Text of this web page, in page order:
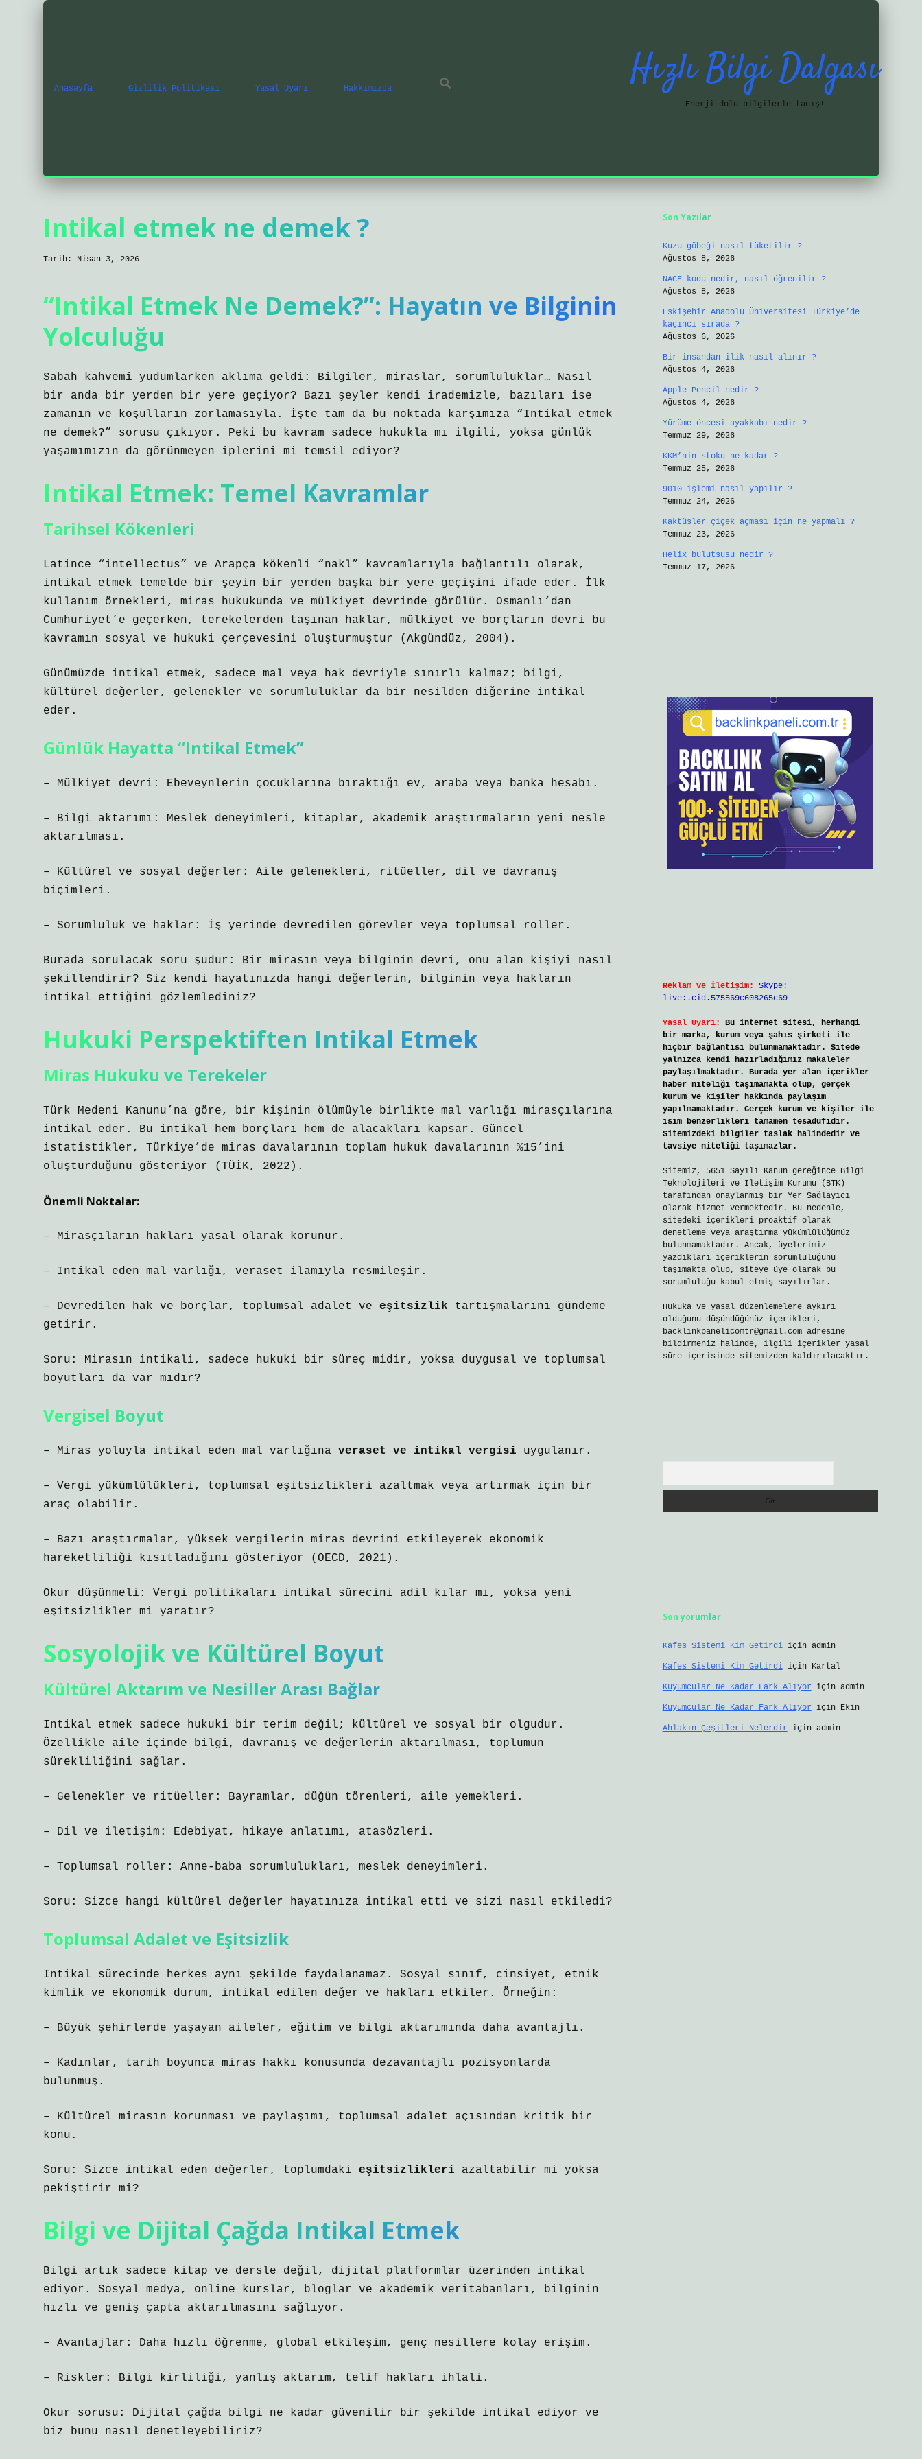
Anasayfa Gizlilik Politikası Yasal Uyarı Hakkımızda Hızlı Bilgi Dalgası
Enerji dolu bilgilerle tanış!
Intikal etmek ne demek ?
Tarih: Nisan 3, 2026
“Intikal Etmek Ne Demek?”: Hayatın ve Bilginin
Yolculuğu
Sabah kahvemi yudumlarken aklıma geldi: Bilgiler, miraslar, sorumluluklar… Nasıl
bir anda bir yerden bir yere geçiyor? Bazı şeyler kendi irademizle, bazıları ise
zamanın ve koşulların zorlamasıyla. İşte tam da bu noktada karşımıza “Intikal etmek
ne demek?” sorusu çıkıyor. Peki bu kavram sadece hukukla mı ilgili, yoksa günlük
yaşamımızın da görünmeyen iplerini mi temsil ediyor?
Intikal Etmek: Temel Kavramlar
Tarihsel Kökenleri
Latince “intellectus” ve Arapça kökenli “nakl” kavramlarıyla bağlantılı olarak,
intikal etmek temelde bir şeyin bir yerden başka bir yere geçişini ifade eder. İlk
kullanım örnekleri, miras hukukunda ve mülkiyet devrinde görülür. Osmanlı’dan
Cumhuriyet’e geçerken, terekelerden taşınan haklar, mülkiyet ve borçların devri bu
kavramın sosyal ve hukuki çerçevesini oluşturmuştur (Akgündüz, 2004).
Günümüzde intikal etmek, sadece mal veya hak devriyle sınırlı kalmaz; bilgi,
kültürel değerler, gelenekler ve sorumluluklar da bir nesilden diğerine intikal
eder.
Günlük Hayatta “Intikal Etmek”
– Mülkiyet devri: Ebeveynlerin çocuklarına bıraktığı ev, araba veya banka hesabı.
– Bilgi aktarımı: Meslek deneyimleri, kitaplar, akademik araştırmaların yeni nesle
aktarılması.
– Kültürel ve sosyal değerler: Aile gelenekleri, ritüeller, dil ve davranış
biçimleri.
– Sorumluluk ve haklar: İş yerinde devredilen görevler veya toplumsal roller.
Burada sorulacak soru şudur: Bir mirasın veya bilginin devri, onu alan kişiyi nasıl
şekillendirir? Siz kendi hayatınızda hangi değerlerin, bilginin veya hakların
intikal ettiğini gözlemlediniz?
Hukuki Perspektiften Intikal Etmek
Miras Hukuku ve Terekeler
Türk Medeni Kanunu’na göre, bir kişinin ölümüyle birlikte mal varlığı mirasçılarına
intikal eder. Bu intikal hem borçları hem de alacakları kapsar. Güncel
istatistikler, Türkiye’de miras davalarının toplam hukuk davalarının %15’ini
oluşturduğunu gösteriyor (TÜİK, 2022).
Önemli Noktalar:
– Mirasçıların hakları yasal olarak korunur.
– Intikal eden mal varlığı, veraset ilamıyla resmileşir.
– Devredilen hak ve borçlar, toplumsal adalet ve eşitsizlik tartışmalarını gündeme
getirir.
Soru: Mirasın intikali, sadece hukuki bir süreç midir, yoksa duygusal ve toplumsal
boyutları da var mıdır?
Vergisel Boyut
– Miras yoluyla intikal eden mal varlığına veraset ve intikal vergisi uygulanır.
– Vergi yükümlülükleri, toplumsal eşitsizlikleri azaltmak veya artırmak için bir
araç olabilir.
– Bazı araştırmalar, yüksek vergilerin miras devrini etkileyerek ekonomik
hareketliliği kısıtladığını gösteriyor (OECD, 2021).
Okur düşünmeli: Vergi politikaları intikal sürecini adil kılar mı, yoksa yeni
eşitsizlikler mi yaratır?
Sosyolojik ve Kültürel Boyut
Kültürel Aktarım ve Nesiller Arası Bağlar
Intikal etmek sadece hukuki bir terim değil; kültürel ve sosyal bir olgudur.
Özellikle aile içinde bilgi, davranış ve değerlerin aktarılması, toplumun
sürekliliğini sağlar.
– Gelenekler ve ritüeller: Bayramlar, düğün törenleri, aile yemekleri.
– Dil ve iletişim: Edebiyat, hikaye anlatımı, atasözleri.
– Toplumsal roller: Anne-baba sorumlulukları, meslek deneyimleri.
Soru: Sizce hangi kültürel değerler hayatınıza intikal etti ve sizi nasıl etkiledi?
Toplumsal Adalet ve Eşitsizlik
Intikal sürecinde herkes aynı şekilde faydalanamaz. Sosyal sınıf, cinsiyet, etnik
kimlik ve ekonomik durum, intikal edilen değer ve hakları etkiler. Örneğin:
– Büyük şehirlerde yaşayan aileler, eğitim ve bilgi aktarımında daha avantajlı.
– Kadınlar, tarih boyunca miras hakkı konusunda dezavantajlı pozisyonlarda
bulunmuş.
– Kültürel mirasın korunması ve paylaşımı, toplumsal adalet açısından kritik bir
konu.
Soru: Sizce intikal eden değerler, toplumdaki eşitsizlikleri azaltabilir mi yoksa
pekiştirir mi?
Bilgi ve Dijital Çağda Intikal Etmek
Bilgi artık sadece kitap ve dersle değil, dijital platformlar üzerinden intikal
ediyor. Sosyal medya, online kurslar, bloglar ve akademik veritabanları, bilginin
hızlı ve geniş çapta aktarılmasını sağlıyor.
– Avantajlar: Daha hızlı öğrenme, global etkileşim, genç nesillere kolay erişim.
– Riskler: Bilgi kirliliği, yanlış aktarım, telif hakları ihlali.
Okur sorusu: Dijital çağda bilgi ne kadar güvenilir bir şekilde intikal ediyor ve
biz bunu nasıl denetleyebiliriz?
Sidebar
Son Yazılar
Kuzu göbeği nasıl tüketilir ?
Ağustos 8, 2026
NACE kodu nedir, nasıl öğrenilir ?
Ağustos 8, 2026
Eskişehir Anadolu Üniversitesi Türkiye’de
kaçıncı sırada ?
Ağustos 6, 2026
Bir insandan ilik nasıl alınır ?
Ağustos 4, 2026
Apple Pencil nedir ?
Ağustos 4, 2026
Yürüme öncesi ayakkabı nedir ?
Temmuz 29, 2026
KKM’nin stoku ne kadar ?
Temmuz 25, 2026
9010 işlemi nasıl yapılır ?
Temmuz 24, 2026
Kaktüsler çiçek açması için ne yapmalı ?
Temmuz 23, 2026
Helix bulutsusu nedir ?
Temmuz 17, 2026
Reklam ve İletişim:
Skype:
live:.cid.575569c608265c69
Yasal Uyarı:
Bu internet sitesi, herhangi
bir marka, kurum veya şahıs şirketi ile
hiçbir bağlantısı bulunmamaktadır. Sitede
yalnızca kendi hazırladığımız makaleler
paylaşılmaktadır. Burada yer alan içerikler
haber niteliği taşımamakta olup, gerçek
kurum ve kişiler hakkında paylaşım
yapılmamaktadır. Gerçek kurum ve kişiler ile
isim benzerlikleri tamamen tesadüfidir.
Sitemizdeki bilgiler taslak halindedir ve
tavsiye niteliği taşımazlar.
Sitemiz, 5651 Sayılı Kanun gereğince Bilgi
Teknolojileri ve İletişim Kurumu (BTK)
tarafından onaylanmış bir Yer Sağlayıcı
olarak hizmet vermektedir. Bu nedenle,
sitedeki içerikleri proaktif olarak
denetleme veya araştırma yükümlülüğümüz
bulunmamaktadır. Ancak, üyelerimiz
yazdıkları içeriklerin sorumluluğunu
taşımakta olup, siteye üye olarak bu
sorumluluğu kabul etmiş sayılırlar.
Hukuka ve yasal düzenlemelere aykırı
olduğunu düşündüğünüz içerikleri,
backlinkpanelicomtr@gmail.comadresine
bildirmeniz halinde, ilgili içerikler yasal
süre içerisinde sitemizden kaldırılacaktır.
Son yorumlar
Kafes Sistemi Kim Getirdiiçin admin
Kafes Sistemi Kim Getirdiiçin Kartal
Kuyumcular Ne Kadar Fark Alıyor için admin
Kuyumcular Ne Kadar Fark Alıyor için Ekin
Ahlakın Çeşitleri Nelerdir için admin
https://